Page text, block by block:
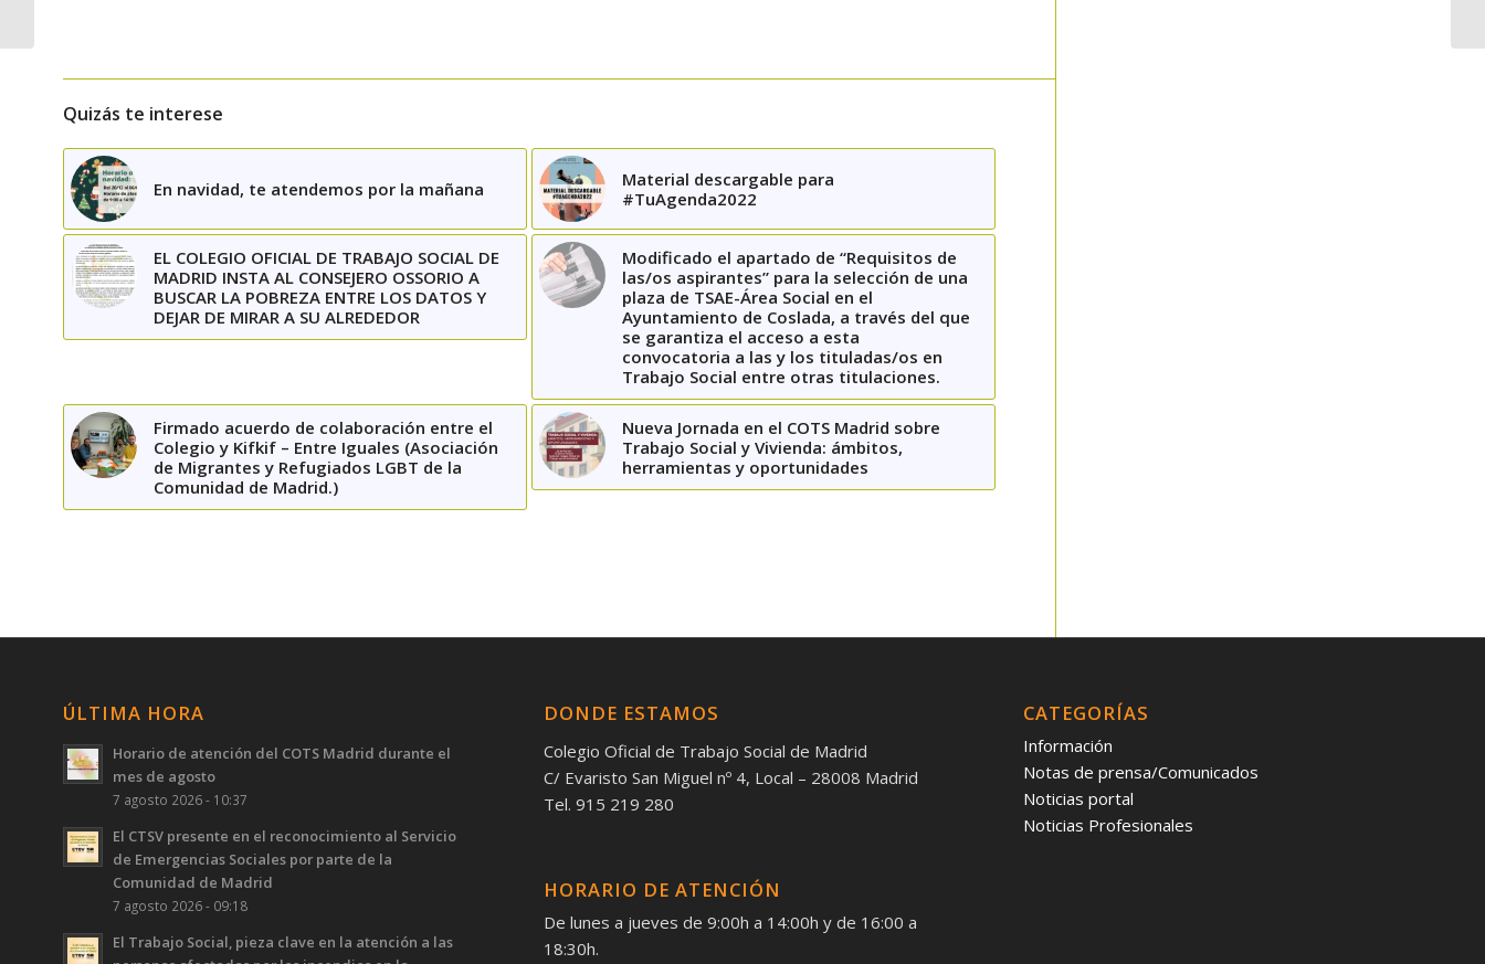
Quizás te interese
En navidad, te atendemos por la mañana
Material descargable para
#TuAgenda2022
EL COLEGIO OFICIAL DE TRABAJO SOCIAL DE
MADRID INSTA AL CONSEJERO OSSORIO A
BUSCAR LA POBREZA ENTRE LOS DATOS Y
DEJAR DE MIRAR A SU ALREDEDOR
Modificado el apartado de “Requisitos de
las/os aspirantes” para la selección de una
plaza de TSAE-Área Social en el
Ayuntamiento de Coslada, a través del que
se garantiza el acceso a esta
convocatoria a las y los tituladas/os en
Trabajo Social entre otras titulaciones.
Firmado acuerdo de colaboración entre el
Colegio y Kifkif – Entre Iguales (Asociación
de Migrantes y Refugiados LGBT de la
Comunidad de Madrid.)
Nueva Jornada en el COTS Madrid sobre
Trabajo Social y Vivienda: ámbitos,
herramientas y oportunidades
ÚLTIMA HORA
Horario de atención del COTS Madrid durante el
mes de agosto
7 agosto 2026 - 10:37
El CTSV presente en el reconocimiento al Servicio
de Emergencias Sociales por parte de la
Comunidad de Madrid
7 agosto 2026 - 09:18
El Trabajo Social, pieza clave en la atención a las
DONDE ESTAMOS
Colegio Oficial de Trabajo Social de Madrid
C/ Evaristo San Miguel nº 4, Local – 28008 Madrid
Tel. 915 219 280
HORARIO DE ATENCIÓN
De lunes a jueves de 9:00h a 14:00h y de 16:00 a
18:30h.
CATEGORÍAS
Información
Notas de prensa/Comunicados
Noticias portal
Noticias Profesionales